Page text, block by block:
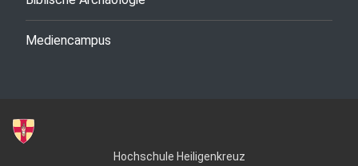
Mediencampus
Hochschule Heiligenkreuz